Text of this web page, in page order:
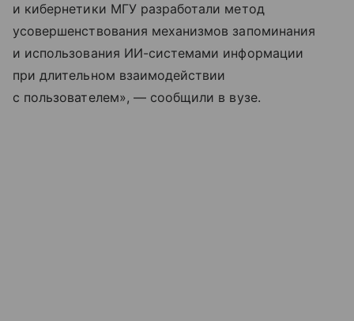
и кибернетики МГУ разработали метод
усовершенствования механизмов запоминания
и использования ИИ-системами информации
при длительном взаимодействии
с пользователем», — сообщили в вузе.